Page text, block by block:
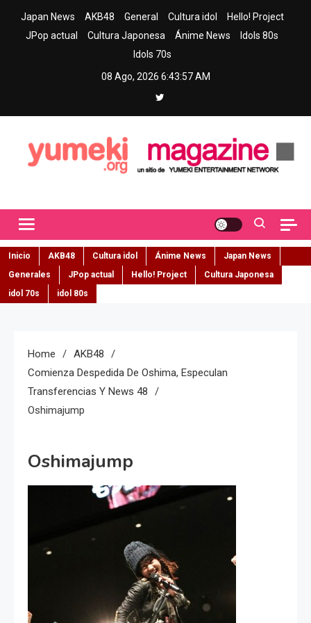
Japan News AKB48 General Cultura idol
Hello! Project
JPop actual
Cultura Japonesa Ánime News
Idols 80s
Idols 70s
08 Ago, 2026 6:43:58 AM
Inicio AKB48 Cultura idol Ánime News
Japan News
Generales
JPop actual Hello! Project
Cultura Japonesa
idol 70s
idol 80s
Home
AKB48
Comienza Despedida De Oshima, Especulan
Transferencias Y News 48
Oshimajump
Oshimajump